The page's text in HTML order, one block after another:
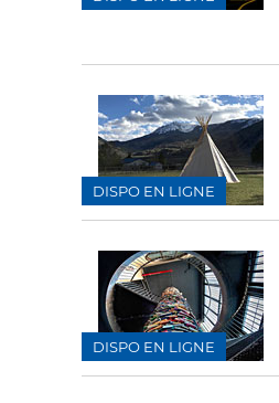
DISPO EN LIGNE
DISPO EN LIGNE